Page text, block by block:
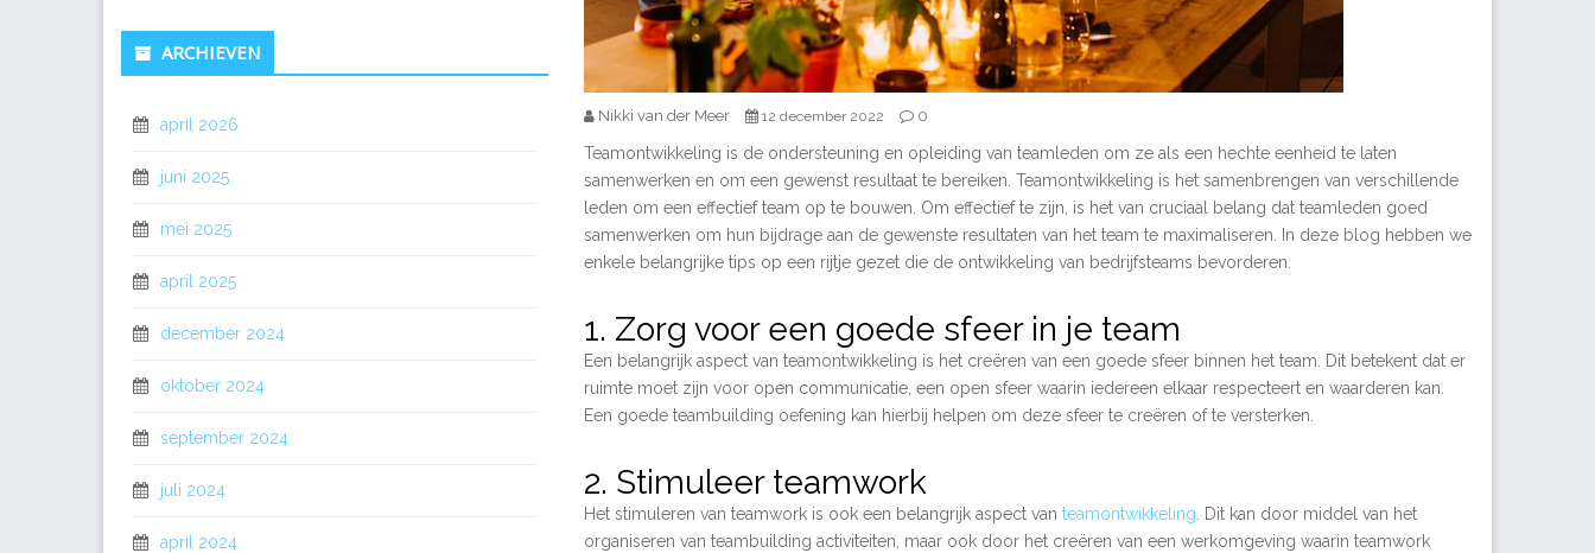
ARCHIEVEN
april 2026
juni 2025
mei 2025
april 2025
december 2024
oktober 2024
september 2024
juli 2024
april 2024
Nikki van der Meer 12 december 2022 0
Teamontwikkeling is de ondersteuning en opleiding van teamleden om ze als een hechte eenheid te laten
samenwerken en om een gewenst resultaat te bereiken. Teamontwikkeling is het samenbrengen van verschillende
leden om een effectief team op te bouwen. Om effectief te zijn, is het van cruciaal belang dat teamleden goed
samenwerken om hun bijdrage aan de gewenste resultaten van het team te maximaliseren. In deze blog hebben we
enkele belangrijke tips op een rijtje gezet die de ontwikkeling van bedrijfsteams bevorderen.
1. Zorg voor een goede sfeer in je team
Een belangrijk aspect van teamontwikkeling is het creëren van een goede sfeer binnen het team. Dit betekent dat er
ruimte moet zijn voor open communicatie, een open sfeer waarin iedereen elkaar respecteert en waarderen kan.
Een goede teambuilding oefening kan hierbij helpen om deze sfeer te creëren of te versterken.
2. Stimuleer teamwork
Het stimuleren van teamwork is ook een belangrijk aspect van teamontwikkeling . Dit kan door middel van het
organiseren van teambuilding activiteiten, maar ook door het creëren van een werkomgeving waarin teamwork